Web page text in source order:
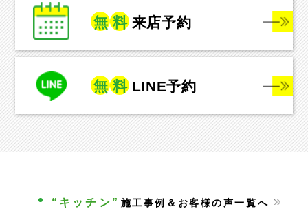
無 料 来店予約
無 料 LINE予約
“キッチン” 施工事例＆お客様の声一覧へ